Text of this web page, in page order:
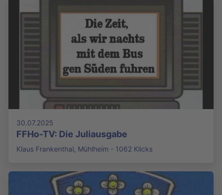
30.07.2025
FFHo-TV: Die Juliausgabe
Klaus Frankenthal, Mühlheim - 1062 Klicks